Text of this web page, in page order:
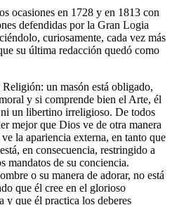
ocasiones en 1728 y en 1813 con
defendidas por la Gran Logia
curiosamente, cada vez más
su última redacción quedó como
un masón está obligado,
y si comprende bien el Arte, él
un libertino irreligioso. De todos
mejor que Dios ve de otra manera
la apariencia externa, en tanto que
en consecuencia, restringido a
mandatos de su conciencia.
o su manera de adorar, no está
que él cree en el glorioso
y que él practica los deberes